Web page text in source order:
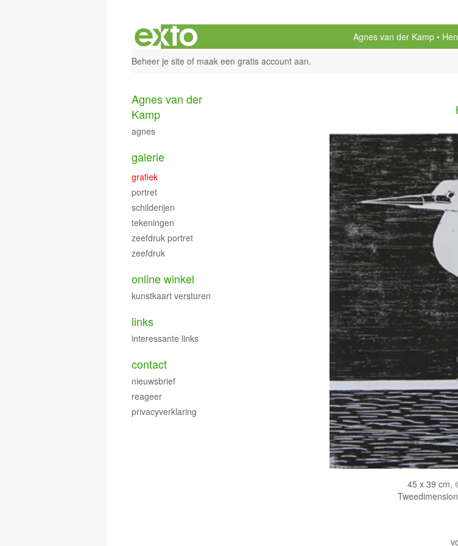
Agnes van der Kamp
Beheer je site of maak een gratis account aan.
45 x 39 cm,
Agnes van der
Kamp
agnes
galerie
grafiek
portret
schilderijen
tekeningen
zeefdruk portret
zeefdruk
online winkel
kunstkaart versturen
links
interessante links
contact
nieuwsbrief
reageer
privacyverklaring